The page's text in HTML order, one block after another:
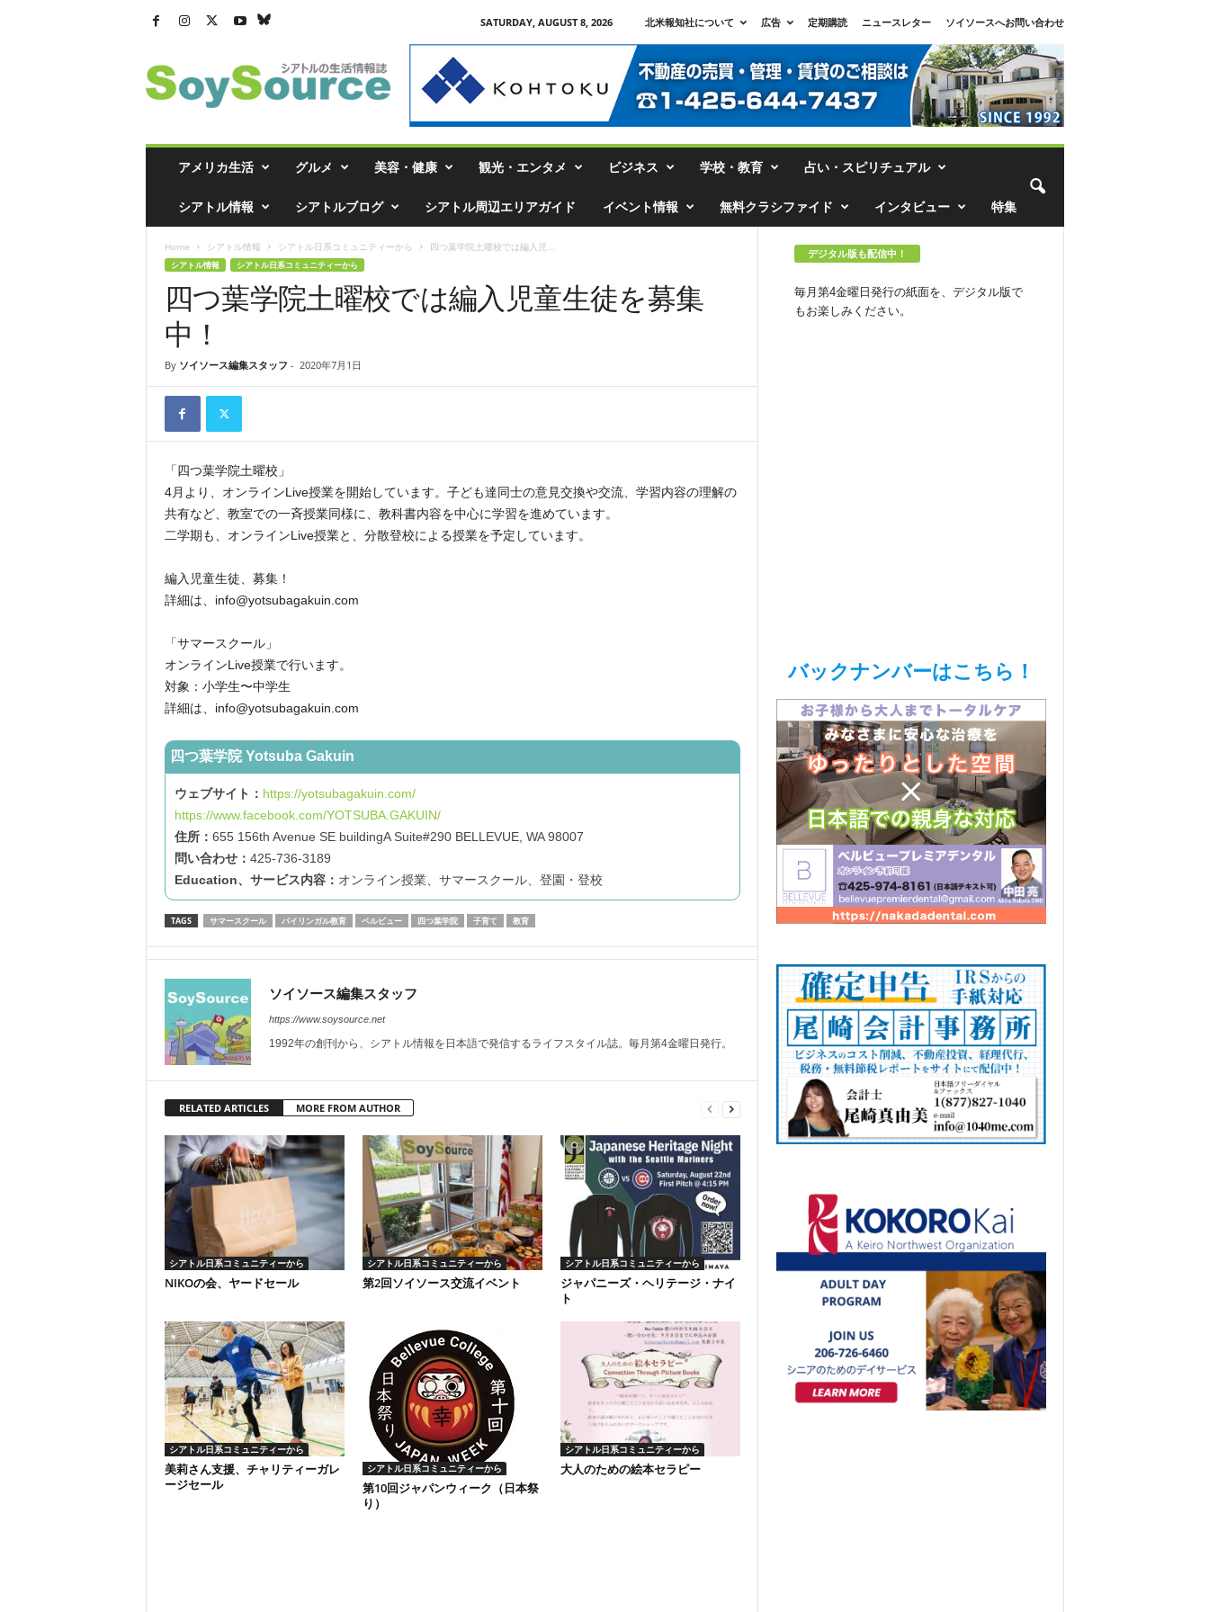
SATURDAY, AUGUST 8, 2026 北米報知社について 広告 定期購読 ニュースレター
ソイソースへお問い合わせ
ト
ル
アメリカ生活 グルメ 美容・健康 観光・エンタメ ビジネス 学校・教育 占い・スピリチュアル
シアトル情報 シアトルブログ シアトル周辺エリアガイド イベント情報 無料クラシファイド インタビュー 特集
Home シアトル情報 シアトル日系コミュニティーから 四つ葉学院土曜校では編入児...
シアトル情報 シアトル日系コミュニティーから
四つ葉学院土曜校では編入児童生徒を募集
中！
By ソイソース編集スタッフ - 2020年7月1日
「四つ葉学院土曜校」
4月より、オンラインLive授業を開始しています。 子ども達同士の意見交換や交流、学習内容の理解の
共有など、 教室での一斉授業同様に、 教科書内容を中心に学習を進めています。
二学期も、オンラインLive授業と、 分散登校による授業を予定しています。
編入児童生徒、募集！
詳細は、info@yotsubagakuin.com
「サマースクール」
オンラインLive授業で行います。
対象：小学生〜中学生
詳細は、info@yotsubagakuin.com
四つ葉学院 Yotsuba Gakuin
ウェブサイト： https://yotsubagakuin.com/
https://www.facebook.com/YOTSUBA.GAKUIN/
住所： 655 156th Avenue SE buildingA Suite#290 BELLEVUE, WA 98007
問い合わせ： 425-736-3189
Education、サービス内容： オンライン授業、サマースクール、登園・登校
TAGS サマースクール バイリンガル教育 ベルビュー 四つ葉学院 子育て 教育
ソイソース編集スタッフ
https://www.soysource.net
1992年の創刊から、シアトル情報を日本語で発信するライフスタイル誌。毎月第4金曜日発行。
RELATED ARTICLES MORE FROM AUTHOR
シアトル日系コミュニティーから
NIKOの会、ヤードセール
シアトル日系コミュニティーから
第2回ソイソース交流イベント
シアトル日系コミュニティーから
ジャパニーズ・ヘリテージ・ナイ
ト
シアトル日系コミュニティーから
美莉さん支援、チャリティーガレ
ージセール
シアトル日系コミュニティーから
第10回ジャパンウィーク（日本祭
り）
シアトル日系コミュニティーから
大人のための絵本セラピー
デジタル版も配信中！
毎月第4金曜日発行の紙面を、デジタル版で
もお楽しみください。
バックナンバーはこちら！